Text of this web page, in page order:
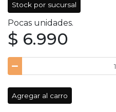
Stock por sucursal
Pocas unidades.
$ 6.990
Agregar al carro